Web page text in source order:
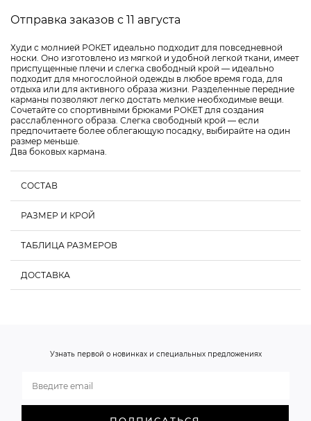
О НАС
Отправка заказов с 11 августа
Худи с молнией РОКЕТ идеально подходит для повседневной
носки. Оно изготовлено из мягкой и удобной легкой ткани, имеет
приспущенные плечи и слегка свободный крой — идеально
подходит для многослойной одежды в любое время года, для
отдыха или для активного образа жизни. Разделенные передние
карманы позволяют легко достать мелкие необходимые вещи.
Сочетайте со спортивными брюками РОКЕТ для создания
расслабленного образа. Слегка свободный крой — если
предпочитаете более облегающую посадку, выбирайте на один
размер меньше.
Два боковых кармана.
СОСТАВ
РАЗМЕР И КРОЙ
ТАБЛИЦА РАЗМЕРОВ
Обхват груди, см Обхват талии, см Обхват бедер, см
90-95 66-70 94-98
ДОСТАВКА
Узнать первой о новинках и специальных предложениях